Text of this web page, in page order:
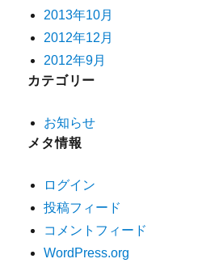
2013年10月
2012年12月
2012年9月
カテゴリー
お知らせ
メタ情報
ログイン
投稿フィード
コメントフィード
WordPress.org